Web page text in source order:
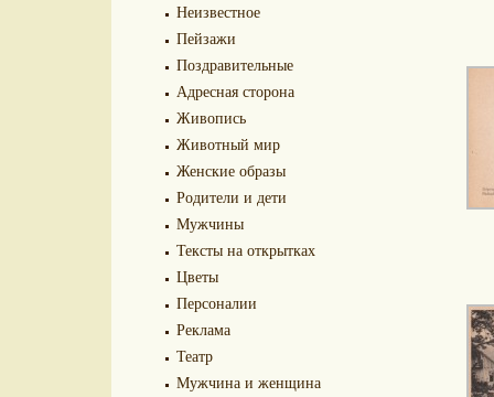
Неизвестное
Пейзажи
Поздравительные
Адресная сторона
Живопись
Животный мир
Женские образы
Родители и дети
Мужчины
Тексты на открытках
Цветы
Персоналии
Реклама
Театр
Мужчина и женщина